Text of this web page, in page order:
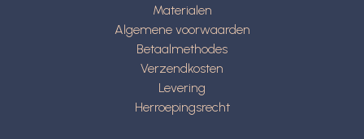
Materialen
Algemene voorwaarden
Betaalmethodes
Verzendkosten
Levering
Herroepingsrecht